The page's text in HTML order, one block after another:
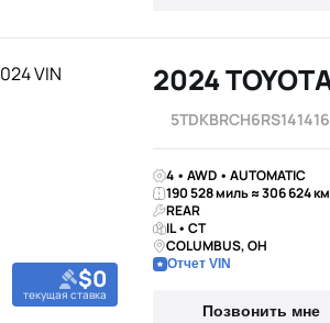
$0
текущая ставка
5TDKBRCH6RS141416
4 • AWD • AUTOMATIC
190 528 миль ≈ 306 624 км
REAR
IL • CT
COLUMBUS, OH
Отчет VIN
Позвонить мне